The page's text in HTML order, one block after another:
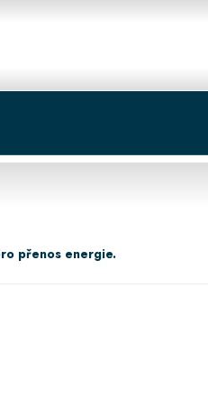
přenos energie.